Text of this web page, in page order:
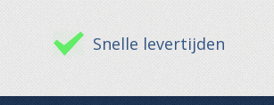
Snelle levertijden